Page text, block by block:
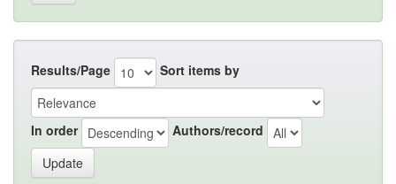
Results/Page Sort items by
In order Authors/record